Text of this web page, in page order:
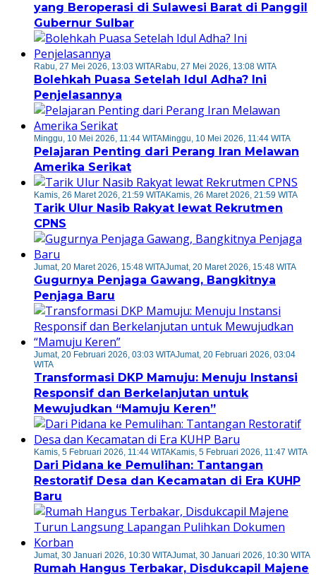
yang Beroperasi di Sulawesi Barat di Panggil
Gubernur Sulbar
Rabu, 27 Mei 2026, 13:03 WITARabu, 27 Mei 2026, 13:08 WITA
Bolehkah Puasa Setelah Idul Adha? Ini
Penjelasannya
Minggu, 10 Mei 2026, 11:44 WITAMinggu, 10 Mei 2026, 11:44 WITA
Pelajaran Penting dari Perang Iran Melawan
Amerika Serikat
Kamis, 26 Maret 2026, 21:59 WITAKamis, 26 Maret 2026, 21:59 WITA
Tarik Ulur Nasib Rakyat lewat Rekrutmen
CPNS
Jumat, 20 Maret 2026, 15:48 WITAJumat, 20 Maret 2026, 15:48 WITA
Gugurnya Penjaga Gawang, Bangkitnya
Penjaga Baru
Jumat, 20 Februari 2026, 03:03 WITAJumat, 20 Februari 2026, 03:04
WITA
Transformasi DKP Mamuju: Menuju Instansi
Responsif dan Berkelanjutan untuk
Mewujudkan “Mamuju Keren”
Kamis, 5 Februari 2026, 11:44 WITAKamis, 5 Februari 2026, 11:47 WITA
Dari Pidana ke Pemulihan: Tantangan
Restoratif Desa dan Kecamatan di Era KUHP
Baru
Jumat, 30 Januari 2026, 10:30 WITAJumat, 30 Januari 2026, 10:30 WITA
Rumah Hangus Terbakar, Disdukcapil Majene